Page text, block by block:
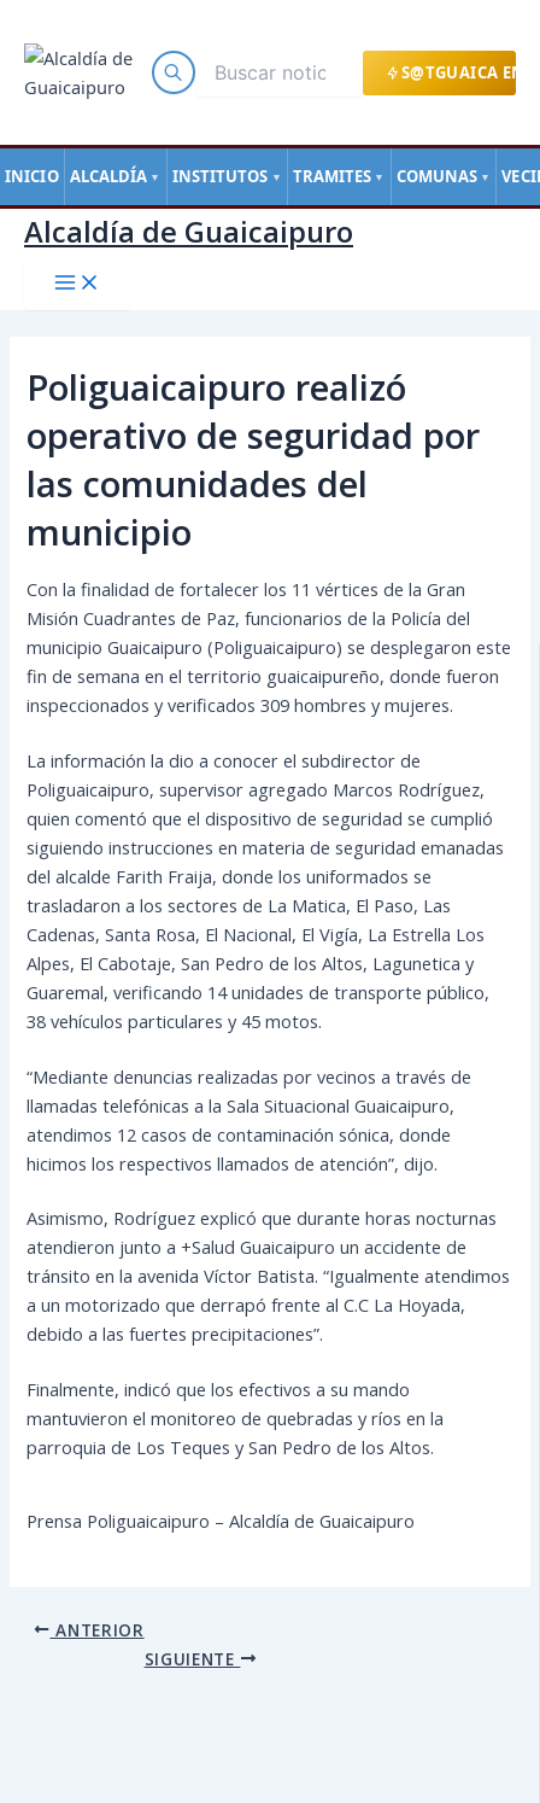
S@TGUAICA EN
INICIO ALCALDÍA ▼ INSTITUTOS ▼ TRAMITES ▼ COMUNAS ▼
contenido
Alcaldía de Guaicaipuro
Poliguaicaipuro realizó
operativo de seguridad por
las comunidades del
municipio
Con la finalidad de fortalecer los 11 vértices de la Gran
Misión Cuadrantes de Paz, funcionarios de la Policía del
municipio Guaicaipuro (Poliguaicaipuro) se desplegaron este
fin de semana en el territorio guaicaipureño, donde fueron
inspeccionados y verificados 309 hombres y mujeres.
La información la dio a conocer el subdirector de
Poliguaicaipuro, supervisor agregado Marcos Rodríguez,
quiencomentó que el dispositivo de seguridad se cumplió
siguiendo instrucciones en materia de seguridad emanadas
del alcalde Farith Fraija, donde los uniformados se
trasladaron a los sectores de La Matica, El Paso, Las
Cadenas, Santa Rosa, El Nacional, El Vigía, La Estrella Los
Alpes, El Cabotaje, San Pedro de los Altos, Lagunetica y
Guaremal, verificando 14 unidades de transporte público,
38 vehículos particulares y 45 motos.
“Mediante denuncias realizadas por vecinos a través de
llamadas telefónicas a la Sala Situacional Guaicaipuro,
atendimos 12 casos de contaminación sónica, donde
hicimos los respectivos llamados de atención”, dijo.
Asimismo, Rodríguez explicó que durante horas nocturnas
atendieron junto a +Salud Guaicaipuro un accidente de
tránsito en la avenida Víctor Batista. “Igualmente atendimos
a un motorizado que derrapó frente al C.C La Hoyada,
debido a las fuertes precipitaciones”.
Finalmente, indicó que los efectivos a su mando
mantuvieron el monitoreo de quebradas y ríos en la
parroquia de Los Teques y San Pedro de los Altos.
Prensa Poliguaicaipuro – Alcaldía de Guaicaipuro
de
entradas
ANTERIOR
SIGUIENTE